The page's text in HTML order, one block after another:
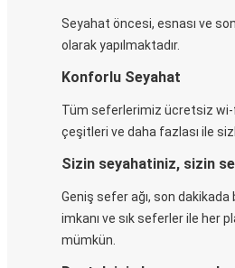
Seyahat öncesi, esnası ve
olarak yapılmaktadır.
Konforlu Seyahat
Tüm seferlerimiz ücretsiz
çeşitleri ve daha fazlası ile
Sizin seyahatiniz, sizin
Geniş sefer ağı, son
imkanı ve sık seferler ile her
mümkün.